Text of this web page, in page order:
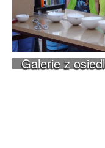
Galerie z